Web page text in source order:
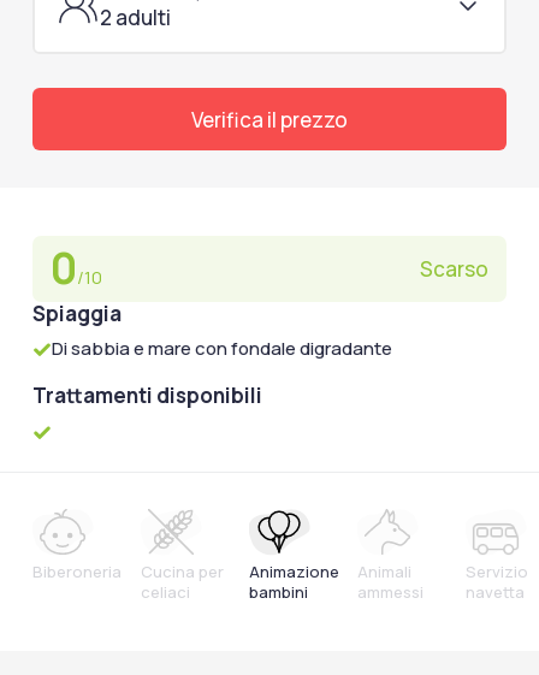
2 adulti
Verifica il prezzo
0/10
Scarso
Spiaggia
Di sabbia e mare con fondale digradante
Trattamenti disponibili
Biberoneria
Cucina per
celiaci
Animazione
bambini
Animali
ammessi
Servizio
navetta